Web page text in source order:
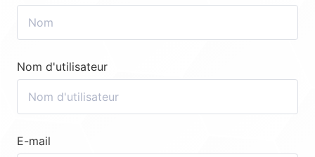
Nom d'utilisateur
E-mail